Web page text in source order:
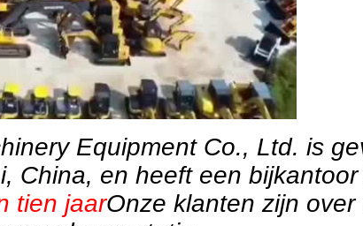
Equipment Co., Ltd. is
China, en heeft een bijkantoor
tien jaarOnze klanten zijn over